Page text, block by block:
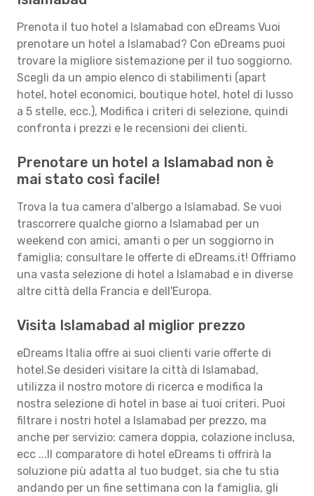
Prenota il tuo hotel a Islamabad con eDreams Vuoi
prenotare un hotel a Islamabad? Con eDreams puoi
trovare la migliore sistemazione per il tuo soggiorno.
Scegli da un ampio elenco di stabilimenti (apart
hotel, hotel economici, boutique hotel, hotel di lusso
a 5 stelle, ecc.), Modifica i criteri di selezione, quindi
confronta i prezzi e le recensioni dei clienti.
Prenotare un hotel a Islamabad non è
mai stato così facile!
Trova la tua camera d'albergo a Islamabad. Se vuoi
trascorrere qualche giorno a Islamabad per un
weekend con amici, amanti o per un soggiorno in
famiglia; consultare le offerte di eDreams.it! Offriamo
una vasta selezione di hotel a Islamabad e in diverse
altre città della Francia e dell'Europa.
Visita Islamabad al miglior prezzo
eDreams Italia offre ai suoi clienti varie offerte di
hotel.Se desideri visitare la città di Islamabad,
utilizza il nostro motore di ricerca e modifica la
nostra selezione di hotel in base ai tuoi criteri. Puoi
filtrare i nostri hotel a Islamabad per prezzo, ma
anche per servizio: camera doppia, colazione inclusa,
ecc ...Il comparatore di hotel eDreams ti offrirà la
soluzione più adatta al tuo budget, sia che tu stia
andando per un fine settimana con la famiglia, gli